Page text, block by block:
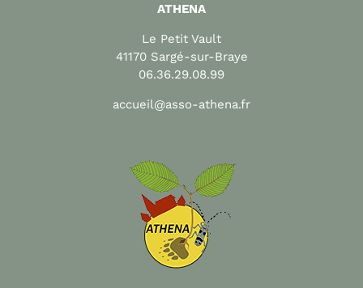
ATHENA
Le Petit Vault
41170 Sargé-sur-Braye
06.36.29.08.99
accueil@asso-athena.fr